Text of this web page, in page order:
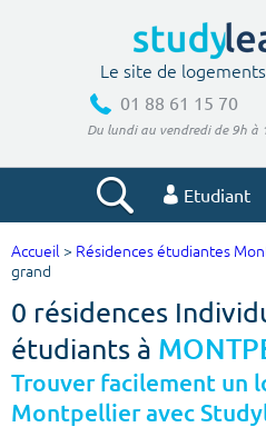
Le site de
01 88 61 15 70
Du lundi au vendredi de 9h à
Etudiant
Votre
Ville, école
Budget min
Accueil > Résidences étudiantes
grand
0 résidences
étudiants à
Trouver facilement un
Montpellier avec